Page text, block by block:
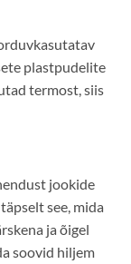
plastpudelite
termost, siis
jookide
see, mida
ja õigel
soovid hiljem